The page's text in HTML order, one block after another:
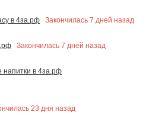
в 4за.рф
Закончилась 7 дней назад
Закончилась 7 дней назад
напитки в 4за.рф
23 дня назад